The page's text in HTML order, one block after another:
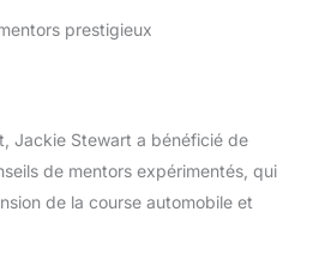
prestigieux
Jackie Stewart a bénéficié de
de mentors expérimentés, qui
de la course automobile et